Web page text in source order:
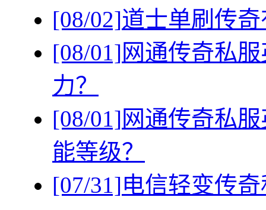
[08/02]道士单刷传
[08/01]网通传奇私
力？
[08/01]网通传奇私
能等级？
[07/31]电信轻变传